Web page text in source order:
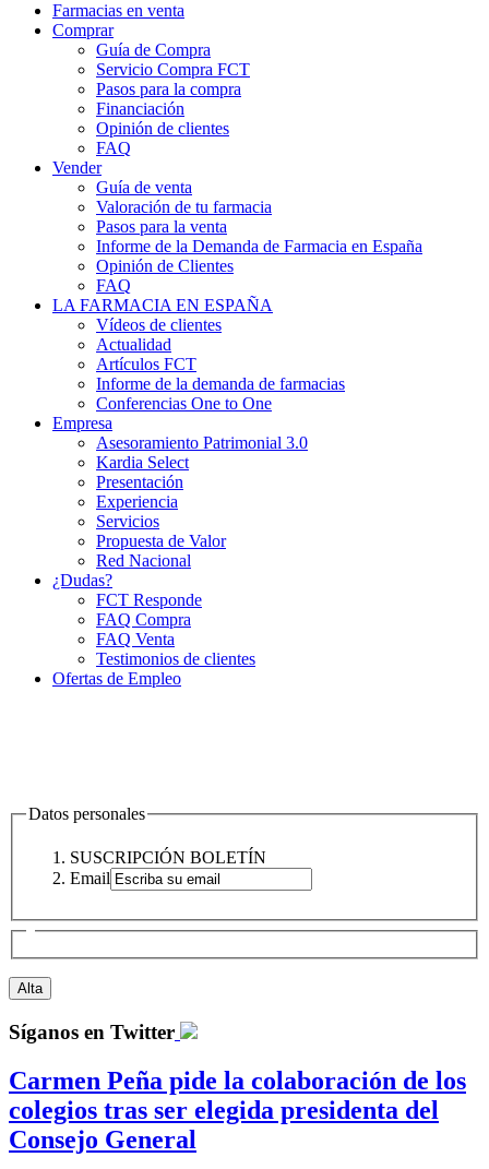
Farmacias en venta
Comprar
Guía de Compra
Servicio Compra FCT
Pasos para la compra
Financiación
Opinión de clientes
FAQ
Vender
Guía de venta
Valoración de tu farmacia
Pasos para la venta
Informe de la Demanda de Farmacia en España
Opinión de Clientes
FAQ
LA FARMACIA EN ESPAÑA
Vídeos de clientes
Actualidad
Artículos FCT
Informe de la demanda de farmacias
Conferencias One to One
Empresa
Asesoramiento Patrimonial 3.0
Kardia Select
Presentación
Experiencia
Servicios
Propuesta de Valor
Red Nacional
¿Dudas?
FCT Responde
FAQ Compra
FAQ Venta
Testimonios de clientes
Ofertas de Empleo
Datos personales
SUSCRIPCIÓN BOLETÍN
Email
Síganos en Twitter
Carmen Peña pide la colaboración de los
colegios tras ser elegida presidenta del
Consejo General